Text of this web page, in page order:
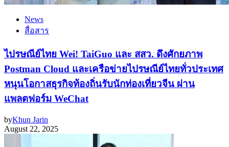
News
สื่อสาร
ไปรษณีย์ไทย Wei! TaiGuo และ สสว. ดึงศักยภาพ
Postman Cloud และเครือข่ายไปรษณีย์ไทยทั่วประเทศ
หนุนโอกาสธุรกิจท้องถิ่นรับนักท่องเที่ยวจีน ผ่าน
แพลตฟอร์ม WeChat
byKhun Jarin
August 22, 2025